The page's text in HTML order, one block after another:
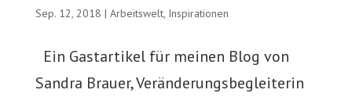
Sep. 12, 2018 | Arbeitswelt, Inspirationen
Ein Gastartikel für meinen Blog von
Sandra Brauer, Veränderungsbegleiterin